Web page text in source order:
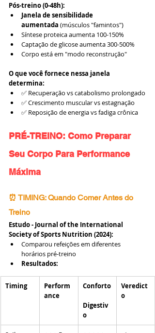
Pós-treino (0-48h):
Janela de sensibilidade
aumentada (músculos "famintos")
Síntese proteica aumenta 100-150%
Captação de glicose aumenta 300-500%
Corpo está em "modo reconstrução"
O que você fornece nessa janela
determina:
✅ Recuperação vs catabolismo prolongado
✅ Crescimento muscular vs estagnação
✅ Reposição de energia vs fadiga crônica
PRÉ-TREINO: Como Preparar
Seu Corpo Para Performance
Máxima
⏰ TIMING: Quando Comer Antes do
Treino
Estudo - Journal of the International
Society of Sports Nutrition (2024):
Comparou refeições em diferentes
horários pré-treino
Resultados:
Timing
Perform
ance
Conforto
Digestiv
o
Veredict
o